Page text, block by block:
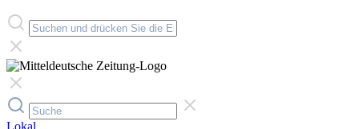
Lokal